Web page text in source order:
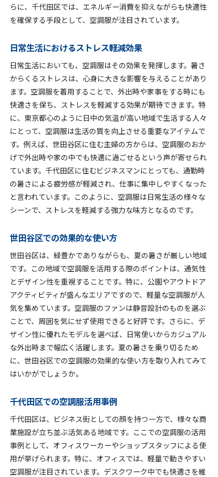
らに、千代田区では、エネルギー消費を抑えながらも快適性
を確保する手段として、空調服が注目されています。
日常生活におけるストレス軽減効果
日常生活においても、空調服はその効果を発揮します。暑さ
からくるストレスは、心身に大きな影響を与えることがあり
ます。空調服を着用することで、外出時や家事をする時にも
快適さを保ち、ストレスを軽減する効果が期待できます。特
に、東京都心のように日中の気温が高い地域で生活する人々
にとって、空調服は生活の質を向上させる重要なアイテムで
す。例えば、世田谷区に住む主婦の方からは、空調服のおか
げで外出時や家の中でも快適に過ごせるという声が寄せられ
ています。千代田区に住むビジネスマンにとっても、通勤時
の暑さによる疲労感が軽減され、仕事に集中しやすくなった
と言われています。このように、空調服は日常生活の様々な
シーンで、ストレスを軽減する強力な味方となるのです。
世田谷区での効果的な使い方
世田谷区は、緑豊かでありながらも、夏の暑さが厳しい地域
です。この地域で空調服を活用する際のポイントは、通気性
とデザイン性を重視することです。特に、公園やアウトドア
アクティビティが盛んなエリアですので、軽量な空調服が人
気を集めています。空調服のファンは静音設計のものを選ぶ
ことで、周囲を気にせず使用できると好評です。さらに、デ
ザイン性に優れたモデルを選べば、日常使いからカジュアル
な外出時まで幅広く活躍します。夏の暑さを乗り切るため
に、世田谷区での空調服の効果的な使い方を取り入れてみて
はいかがでしょうか。
千代田区での空調服活用事例
千代田区は、ビジネス街としての顔を持つ一方で、様々な商
業施設が立ち並ぶ活気ある地域です。ここでの空調服の活用
事例として、オフィスワーカーやショップスタッフによる使
用が挙げられます。特に、オフィスでは、軽量で動きやすい
空調服が注目されています。デスクワーク中でも快適さを維